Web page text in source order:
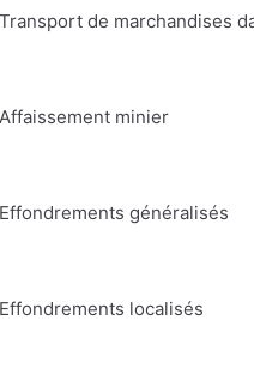
Transport de marchandises
Affaissement minier
Effondrements généralisés
Effondrements localisés